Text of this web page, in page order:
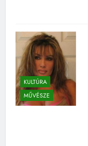
KULTÚRA
MŰVÉSZE